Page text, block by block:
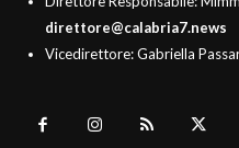
direttore@calabria7.news
Vicedirettore: Gabriella